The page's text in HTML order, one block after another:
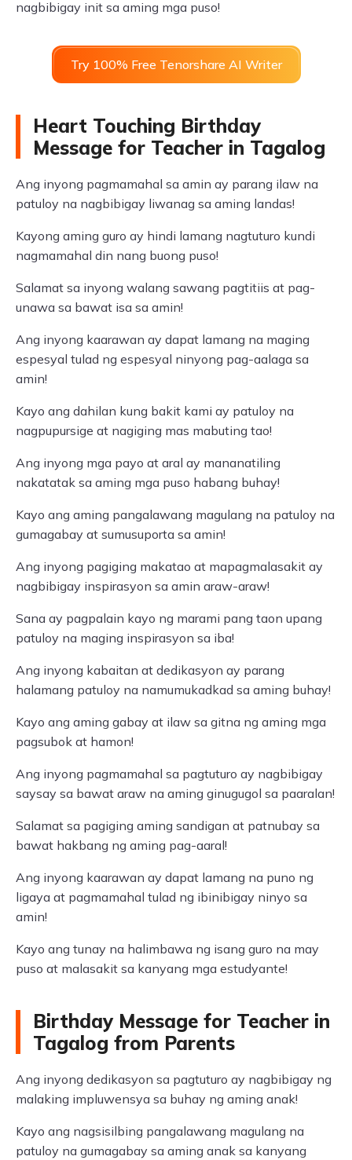
nagbibigay init sa aming mga puso!
Try 100% Free Tenorshare AI Writer
Heart Touching Birthday
Message for Teacher in Tagalog
Ang inyong pagmamahal sa amin ay parang ilaw na
patuloy na nagbibigay liwanag sa aming landas!
Kayong aming guro ay hindi lamang nagtuturo kundi
nagmamahal din nang buong puso!
Salamat sa inyong walang sawang pagtitiis at pag-
unawa sa bawat isa sa amin!
Ang inyong kaarawan ay dapat lamang na maging
espesyal tulad ng espesyal ninyong pag-aalaga sa
amin!
Kayo ang dahilan kung bakit kami ay patuloy na
nagpupursige at nagiging mas mabuting tao!
Ang inyong mga payo at aral ay mananatiling
nakatatak sa aming mga puso habang buhay!
Kayo ang aming pangalawang magulang na patuloy na
gumagabay at sumusuporta sa amin!
Ang inyong pagiging makatao at mapagmalasakit ay
nagbibigay inspirasyon sa amin araw-araw!
Sana ay pagpalain kayo ng marami pang taon upang
patuloy na maging inspirasyon sa iba!
Ang inyong kabaitan at dedikasyon ay parang
halamang patuloy na namumukadkad sa aming buhay!
Kayo ang aming gabay at ilaw sa gitna ng aming mga
pagsubok at hamon!
Ang inyong pagmamahal sa pagtuturo ay nagbibigay
saysay sa bawat araw na aming ginugugol sa paaralan!
Salamat sa pagiging aming sandigan at patnubay sa
bawat hakbang ng aming pag-aaral!
Ang inyong kaarawan ay dapat lamang na puno ng
ligaya at pagmamahal tulad ng ibinibigay ninyo sa
amin!
Kayo ang tunay na halimbawa ng isang guro na may
puso at malasakit sa kanyang mga estudyante!
Birthday Message for Teacher in
Tagalog from Parents
Ang inyong dedikasyon sa pagtuturo ay nagbibigay ng
malaking impluwensya sa buhay ng aming anak!
Kayo ang nagsisilbing pangalawang magulang na
patuloy na gumagabay sa aming anak sa kanyang